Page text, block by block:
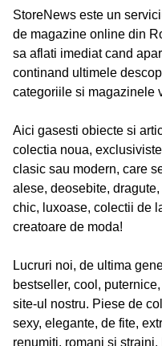
StoreNews este un
de magazine online din
sa aflati imediat cand
continand ultimele
categoriile si magazinele
Aici gasesti obiecte si
colectia noua,
clasic sau modern, care
alese, deosebite,
chic, luxoase, colectii de
creatoare de moda!
Lucruri noi, de ultima
bestseller, cool,
site-ul nostru. Piese de
sexy, elegante, de fite,
renumiti, romani si